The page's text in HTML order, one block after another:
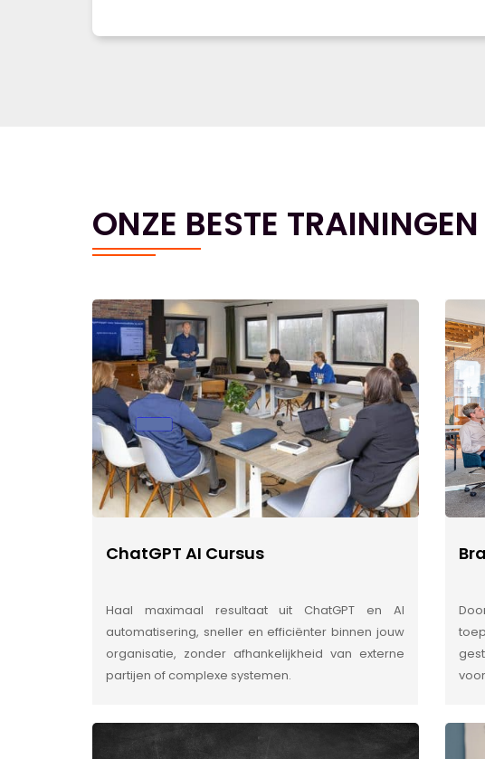
ONZE BESTE
ChatGPT AI Cursus
Haal maximaal resultaat uit ChatGPT en AI
automatisering, sneller en efficiënter binnen jouw
organisatie, zonder afhankelijkheid van externe
partijen of complexe systemen.